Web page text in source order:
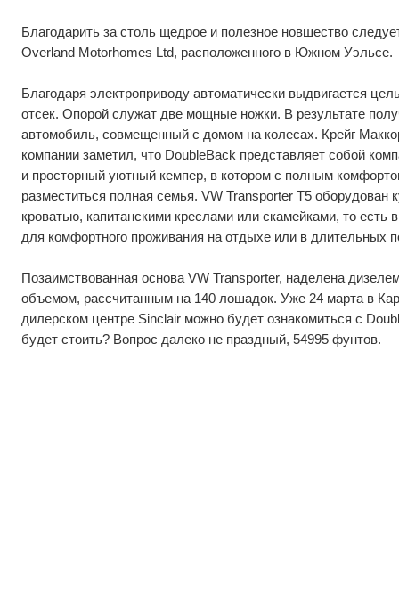
Благодарить за столь щедрое и полезное новшество
Overland Motorhomes Ltd, расположенного в Южном Уэльсе.
Благодаря электроприводу автоматически выдвигается
отсек. Опорой служат две мощные ножки. В результате
автомобиль, совмещенный с домом на колесах. Крейг
компании заметил, что DoubleBack представляет собой
и просторный уютный кемпер, в котором с полным
разместиться полная семья. VW Transporter T5 оборудован
кроватью, капитанскими креслами или скамейками, то есть
для комфортного проживания на отдыхе или в длительных
Позаимствованная основа VW Transporter, наделена
объемом, рассчитанным на 140 лошадок. Уже 24 марта в
дилерском центре Sinclair можно будет ознакомиться с
будет стоить? Вопрос далеко не праздный, 54995 фунтов.